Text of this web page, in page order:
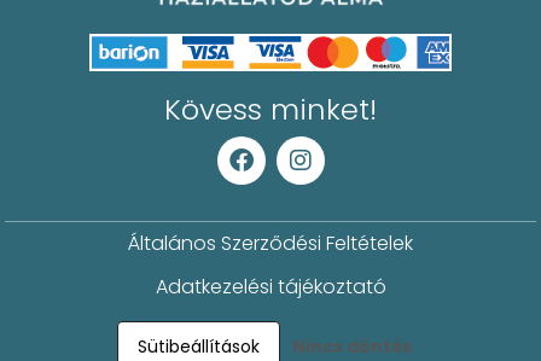
Kövess minket!
Általános Szerződési Feltételek
Adatkezelési tájékoztató
Sütibeállítások Nincs döntés